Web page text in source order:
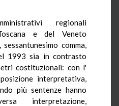
regionali
e del Veneto
comma,
1993 sia in contrasto
costituzionali: con l'
interpretativa,
più sentenze hanno
interpretazione,